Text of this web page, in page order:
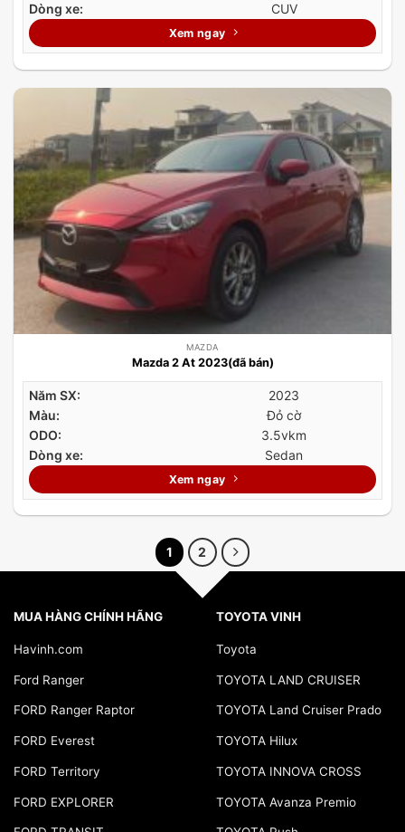
Dòng xe:
CUV
Xem ngay
MAZDA
Mazda 2 At 2023(đã bán)
Năm SX:
2023
Màu:
Đỏ cờ
ODO:
3.5vkm
Dòng xe:
Sedan
Xem ngay
1 2
MUA HÀNG CHÍNH HÃNG
Havinh.com
Ford Ranger
FORD Ranger Raptor
FORD Everest
FORD Territory
FORD EXPLORER
TOYOTA VINH
Toyota
TOYOTA LAND CRUISER
TOYOTA Land Cruiser Prado
TOYOTA Hilux
TOYOTA INNOVA CROSS
TOYOTA Avanza Premio